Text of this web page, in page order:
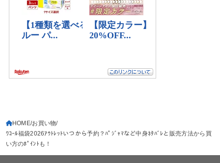
HOME お買い物
ﾜｺｰﾙ福袋2026ｱｳﾄﾚｯﾄいつから予約？ﾊﾟｼﾞｬﾏなど中身ﾈﾀﾊﾞﾚと販売方法から買
い方のﾎﾟｲﾝﾄも！